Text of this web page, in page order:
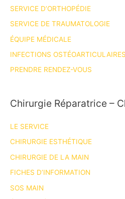
SERVICE D’ORTHOPÉDIE
SERVICE DE TRAUMATOLOGIE
ÉQUIPE MÉDICALE
INFECTIONS
PRENDRE RENDEZ-VOUS
Chirurgie Réparatrice –
LE SERVICE
CHIRURGIE ESTHÉTIQUE
CHIRURGIE DE LA MAIN
FICHES D’INFORMATION
SOS MAIN